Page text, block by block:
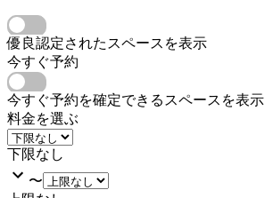
優良認定されたスペースを表示
今すぐ予約
今すぐ予約を確定できるスペースを表示
料金を選ぶ
下限なし
〜